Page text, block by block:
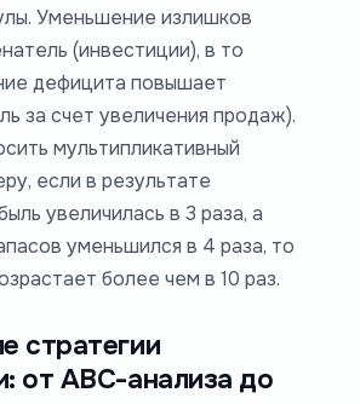
Уменьшение излишков
(инвестиции), в то
дефицита повышает
за счет увеличения продаж).
мультипликативный
если в результате
увеличилась в 3 раза, а
уменьшился в 4 раза, то
более чем в 10 раз.
стратегии
от ABC-анализа до